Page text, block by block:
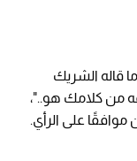
قاله الشريك
من كلامك هو.."،
على الرأي.